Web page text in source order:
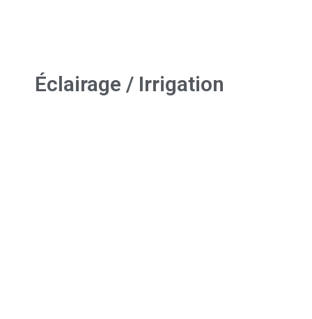
Éclairage / Irrigation